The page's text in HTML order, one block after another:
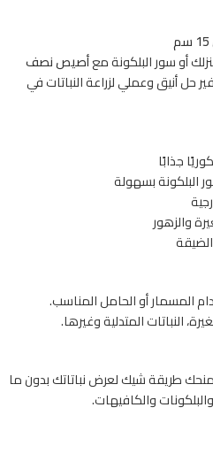
أو سور البلكونة معأصيص نصف
حل أنيق وعملي لزراعة النباتات في
جذابًا
البلكونة بسهولة
المسمار أو الحامل المناسب.
النباتات المتدلية وغيرها.
طريقة شيك لعرض نباتاتك بدون ما
والكافيهات.